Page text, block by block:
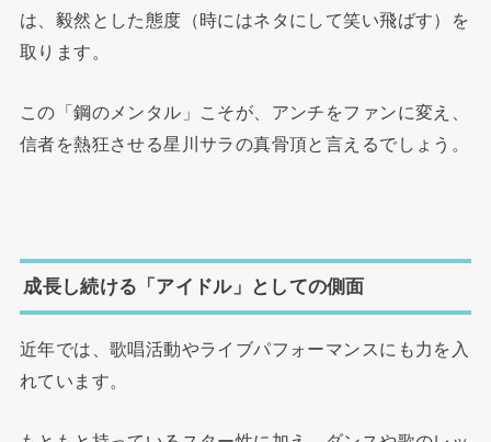
は、毅然とした態度（時にはネタにして笑い飛ばす）を
取ります。
この「鋼のメンタル」こそが、アンチをファンに変え、
信者を熱狂させる星川サラの真骨頂と言えるでしょう。
成長し続ける「アイドル」としての側面
近年では、歌唱活動やライブパフォーマンスにも力を入
れています。